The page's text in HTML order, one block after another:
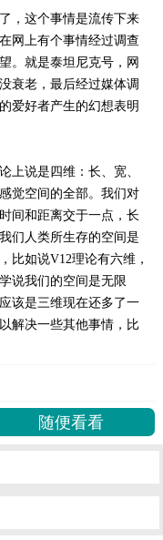
，这个事情是流传下来
网上有个事情经过调查
。就是泰坦尼克号，网
衰老，最后经过媒体调
爱好者产生的幻想表明
说是四维：长、宽、
觉空间的全部。我们对
间和距离交于一点，长
们人类所生存的空间是
比如说V12理论有六维，
说我们的空间是无限
该是三维现在还多了一
解决一些其他事情，比